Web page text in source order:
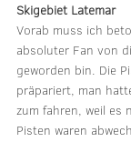
Skigebiet Latemar
Vorab muss ich
absoluter Fan von
geworden bin. Die
präpariert, man
zum fahren, weil es
Pisten waren